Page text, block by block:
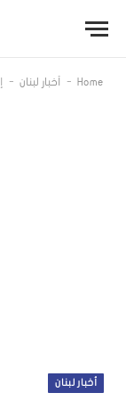
Home
- أخبار لبنان -
أخبار لبنان